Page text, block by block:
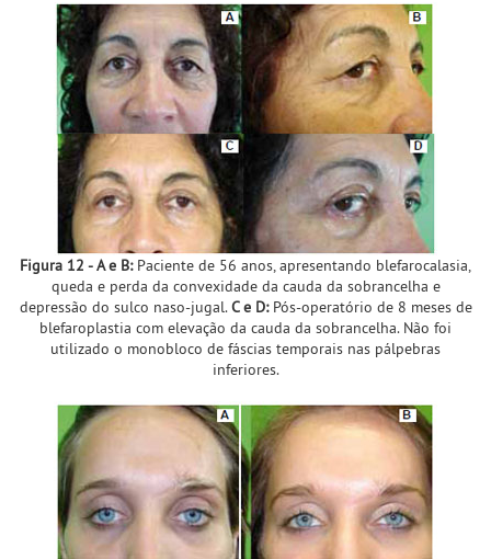
Figura 12 - A e B:Paciente de 56 anos, apresentando blefarocalasia,
queda e perda da convexidade da cauda da sobrancelha e
depressão do sulco naso-jugal.C e D:Pós-operatório de 8 meses de
blefaroplastia com elevação da cauda da sobrancelha. Não foi
utilizado o monobloco de fáscias temporais nas pálpebras
inferiores.